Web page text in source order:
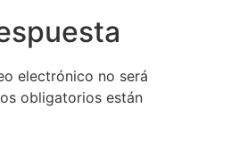
electrónico no será
obligatorios están